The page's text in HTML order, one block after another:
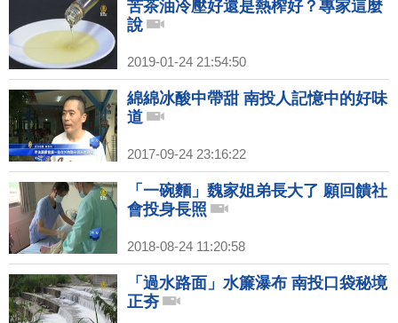
苦茶油冷壓好還是熱榨好？專家這麼
說
2019-01-24 21:54:50
綿綿冰酸中帶甜 南投人記憶中的好味
道
2017-09-24 23:16:22
「一碗麵」魏家姐弟長大了 願回饋社
會投身長照
2018-08-24 11:20:58
「過水路面」水簾瀑布 南投口袋秘境
正夯